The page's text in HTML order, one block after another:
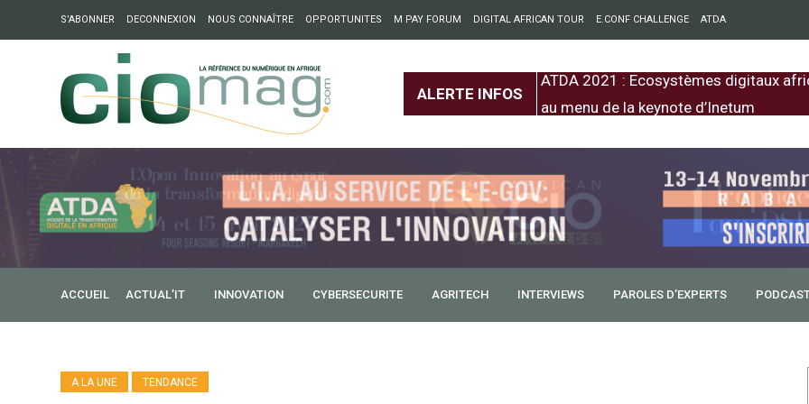
S’ABONNER DECONNEXION NOUS CONNAÎTRE OPPORTUNITES M PAY FORUM DIGITAL AFRICAN TOUR E.CONF CHALLENGE ATDA
ALERTE INFOS
: Partech Shaker lance Chapter54 pour créer des ponts entre l’Europe et
ATDA 2021 : Ecosystèmes digitaux
au menu de la keynote d’Inetum
ACCUEIL ACTUAL’IT INNOVATION CYBERSECURITE AGRITECH INTERVIEWS PAROLES D’EXPERTS
A LA UNE TENDANCE